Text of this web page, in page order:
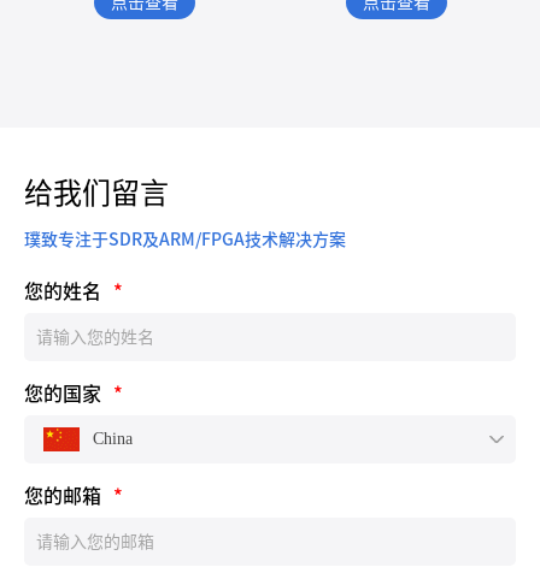
给我们留言
璞致专注于SDR及ARM/FPGA技术解决方案
您的姓名 *
您的国家 *
China
您的邮箱 *